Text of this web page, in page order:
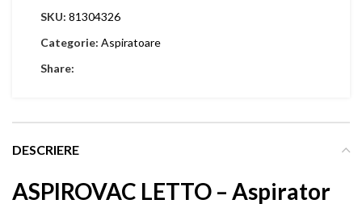
SKU: 81304326
Categorie: Aspiratoare
Share:
DESCRIERE
ASPIROVAC LETTO – Aspirator